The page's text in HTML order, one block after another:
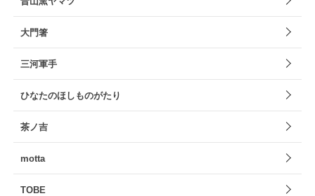
大門箸
三河軍手
ひなたのほしものがたり
茶ノ吉
motta
TOBE